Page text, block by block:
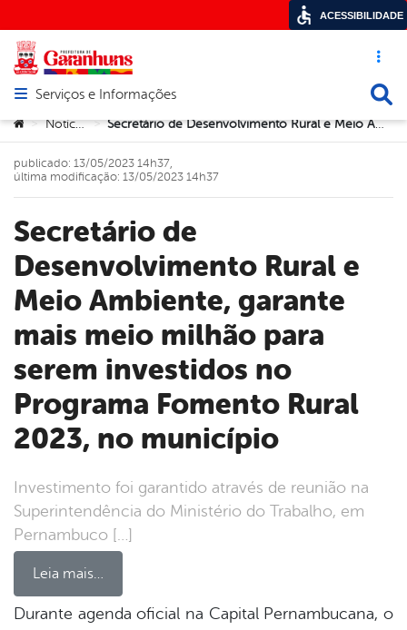
Acesso
Abrir menu principal de navegação
Serviços e Informações
Você está aqui:
> Notícias > Secretário de Desenvolvimento Rural e Meio Ambiente, garante mais meio milhão para serem investidos no Programa Fomento Rural 2023, no município
Secretário de
Desenvolvimento Rural e
Meio Ambiente, garante
mais meio milhão para
serem investidos no
Programa Fomento Rural
2023, no município
Superintendência do Ministério do Trabalho, em
Pernambuco […]
Leia mais…
publicado: 13/05/2023 14h37,
última modificação: 13/05/2023 14h37
Durante agenda oficial na Capital Pernambucana, o
ACESSIBILIDADE